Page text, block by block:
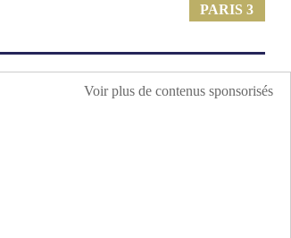
PARIS 3
Voir plus de contenus sponsorisés